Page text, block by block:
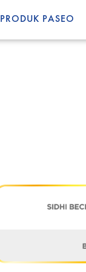
PRODUK PASEO